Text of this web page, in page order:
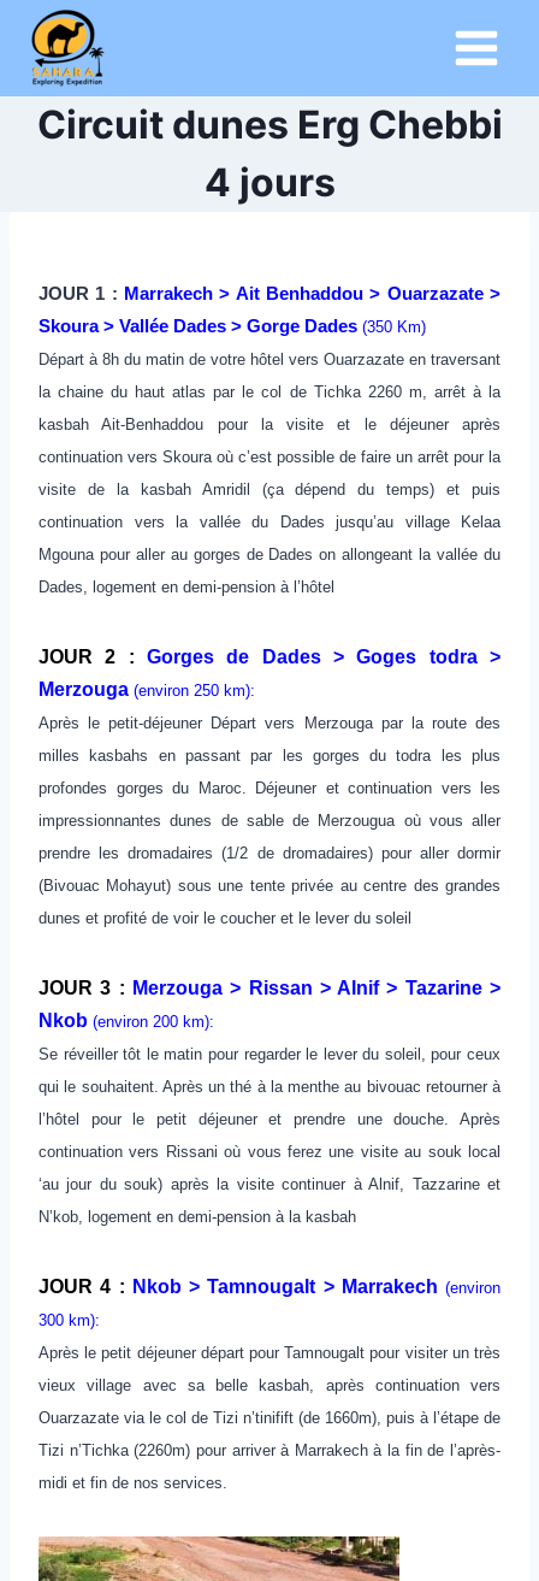
Aller
contenu
Circuit dunes Erg Chebbi
4 jours
JOUR 1 : Marrakech > Ait Benhaddou > Ouarzazate >
Skoura > Vallée Dades > Gorge Dades (350 Km)
Départ à 8h du matin de votre hôtel vers Ouarzazate en traversant
la chaine du haut atlas par le col de Tichka 2260 m, arrêt à la
kasbah Ait-Benhaddou pour la visite et le déjeuner après
continuation vers Skoura où c’est possible de faire un arrêt pour la
visite de la kasbah Amridil (ça dépend du temps) et puis
continuation vers la vallée du Dades jusqu’au village Kelaa
Mgouna pour aller au gorges de Dades on allongeant la vallée du
Dades, logement en demi-pension à l’hôtel
JOUR 2 : Gorges de Dades > Goges todra >
Merzouga (environ 250 km):
Après le petit-déjeuner Départ vers Merzouga par la route des
milles kasbahs en passant par les gorges du todra les plus
profondes gorges du Maroc. Déjeuner et continuation vers les
impressionnantes dunes de sable de Merzougua où vous aller
prendre les dromadaires (1/2 de dromadaires) pour aller dormir
(Bivouac Mohayut) sous une tente privée au centre des grandes
dunes et profité de voir le coucher et le lever du soleil
JOUR 3 : Merzouga > Rissan > Alnif > Tazarine >
Nkob (environ 200 km):
Se réveiller tôt le matin pour regarder le lever du soleil, pour ceux
qui le souhaitent. Après un thé à la menthe au bivouac retourner à
l’hôtel pour le petit déjeuner et prendre une douche. Après
continuation vers Rissani où vous ferez une visite au souk local
‘au jour du souk) après la visite continuer à Alnif, Tazzarine et
N’kob, logement en demi-pension à la kasbah
JOUR 4 : Nkob > Tamnougalt > Marrakech (environ
300 km):
Après le petit déjeuner départ pour Tamnougalt pour visiter un très
vieux village avec sa belle kasbah, après continuation vers
Ouarzazate via le col de Tizi n’tinifift (de 1660m), puis à l’étape de
Tizi n’Tichka (2260m) pour arriver à Marrakech à la fin de l’après-
midi et fin de nos services.